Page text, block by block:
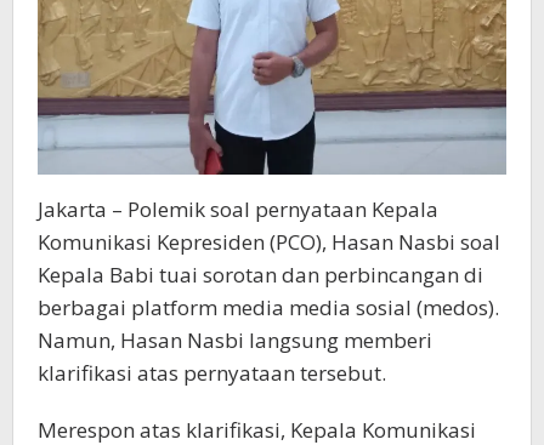
Jakarta – Polemik soal pernyataan Kepala
Komunikasi Kepresiden (PCO), Hasan Nasbi soal
Kepala Babi tuai sorotan dan perbincangan di
berbagai platform media media sosial (medos).
Namun, Hasan Nasbi langsung memberi
klarifikasi atas pernyataan tersebut.
Merespon atas klarifikasi, Kepala Komunikasi